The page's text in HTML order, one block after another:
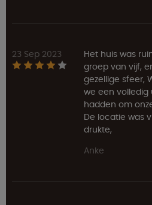
23 Sep 2023
Het huis was
groep van vijf,
gezellige sfeer,
we een volledig
hadden om
De locatie was
drukte,
Anke